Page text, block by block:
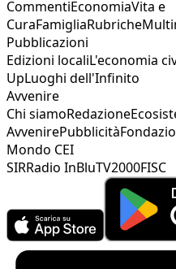
CommentiEconomiaVita e
CuraFamigliaRubriche
Pubblicazioni
Edizioni localiL'economia
UpLuoghi dell'Infinito
Avvenire
Chi siamoRedazione
AvvenirePubblicità
Mondo CEI
SIRRadio InBluTV2000FISC